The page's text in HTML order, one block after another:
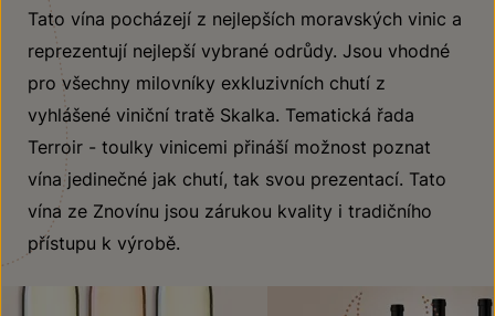
Tato vína pocházejí z nejlepších moravských vinic a
reprezentují nejlepší vybrané odrůdy. Jsou vhodné
pro všechny milovníky exkluzivních chutí z
vyhlášené viniční tratě Skalka. Tematická řada
Terroir - toulky vinicemi přináší možnost poznat
vína jedinečné jak chutí, tak svou prezentací. Tato
vína ze Znovínu jsou zárukou kvality i tradičního
přístupu k výrobě.